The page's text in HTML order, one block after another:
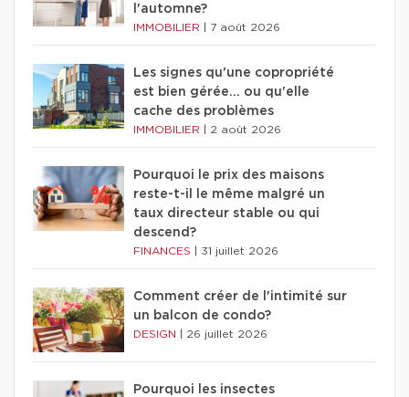
l'automne?
IMMOBILIER 7 août 2026
Les signes qu'une copropriété
est bien gérée… ou qu'elle
cache des problèmes
IMMOBILIER 2 août 2026
Pourquoi le prix des maisons
reste-t-il le même malgré un
taux directeur stable ou qui
descend?
FINANCES 31 juillet 2026
Comment créer de l'intimité sur
un balcon de condo?
DESIGN 26 juillet 2026
Pourquoi les insectes